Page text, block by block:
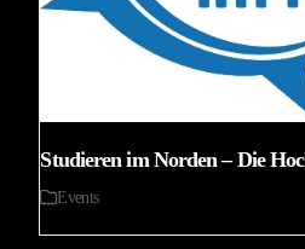
Studieren im Norden – Die
Events